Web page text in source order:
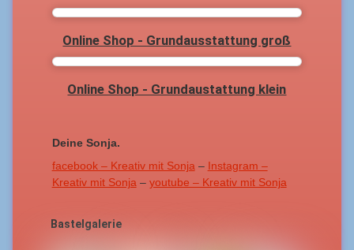
Online Shop - Grundausstattung groß
Online Shop - Grundaustattung klein
Deine Sonja.
facebook – Kreativ mit Sonja – Instagram –
Kreativ mit Sonja – youtube – Kreativ mit Sonja
Bastelgalerie